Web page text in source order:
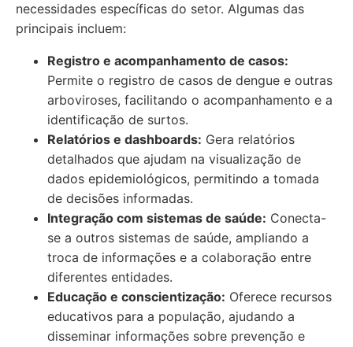
necessidades específicas do setor. Algumas das
principais incluem:
Registro e acompanhamento de casos:
Permite o registro de casos de dengue e outras
arboviroses, facilitando o acompanhamento e a
identificação de surtos.
Relatórios e dashboards: Gera relatórios
detalhados que ajudam na visualização de
dados epidemiológicos, permitindo a tomada
de decisões informadas.
Integração com sistemas de saúde: Conecta-
se a outros sistemas de saúde, ampliando a
troca de informações e a colaboração entre
diferentes entidades.
Educação e conscientização: Oferece recursos
educativos para a população, ajudando a
disseminar informações sobre prevenção e